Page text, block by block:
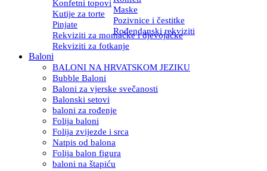
Konfetni topovi
Kutije za torte
Maske
Pinjate
Pozivnice i čestitke
Rekviziti za momačke i djevojačke
Rođendanski rekviziti
Rekviziti za fotkanje
Baloni
BALONI NA HRVATSKOM JEZIKU
Bubble Baloni
Baloni za vjerske svečanosti
Balonski setovi
baloni za rođenje
Folija baloni
Folija zvijezde i srca
Natpis od balona
Folija balon figura
baloni na štapiću